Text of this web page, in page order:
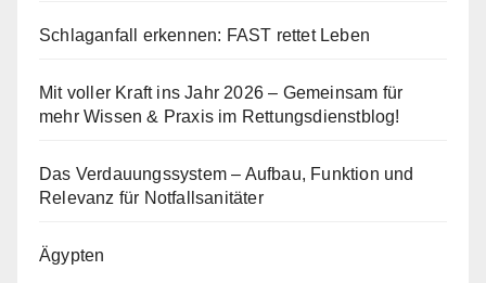
Schlaganfall erkennen: FAST rettet Leben
Mit voller Kraft ins Jahr 2026 – Gemeinsam für
mehr Wissen & Praxis im Rettungsdienstblog!
Das Verdauungssystem – Aufbau, Funktion und
Relevanz für Notfallsanitäter
Ägypten